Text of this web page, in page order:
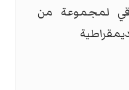
لمجموعة من